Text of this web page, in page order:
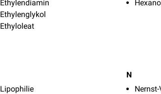
Ethylendiamin
Ethylenglykol
Ethyloleat
Lipophilie
N